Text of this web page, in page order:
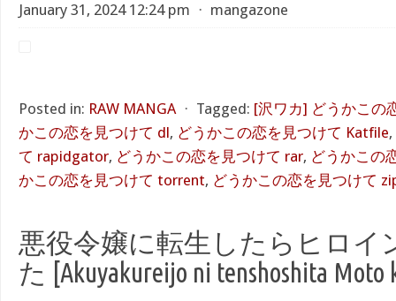
January 31, 2024 12:24 pm ⋅ mangazone
Posted in: RAW MANGA ⋅ Tagged: [沢ワカ] どうかこの
かこの恋を見つけて dl, どうかこの恋を見つけて Katfile,
て rapidgator, どうかこの恋を見つけて rar, どうかこの
かこの恋を見つけて torrent, どうかこの恋を見つけて
悪役令嬢に転生したらヒロイ
た [Akuyakureijo ni tenshoshita Moto